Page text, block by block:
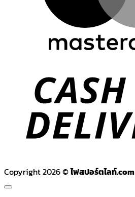
Copyright 2026 ©ไฟสปอร์ตไลท์.com